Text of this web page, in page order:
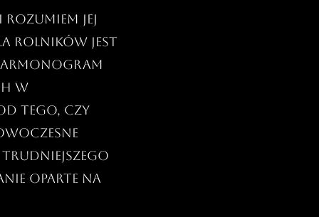
rozumiem jej
rolników jest
w
tego, czy
trudniejszego
oparte na